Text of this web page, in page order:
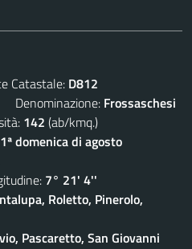
Catastale: D812
Denominazione: Frossaschesi
142 (ab/kmq.)
domenica di agosto
7° 21' 4''
Roletto, Pinerolo,
Pascaretto, San Giovanni